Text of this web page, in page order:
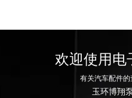
欢迎使用电
有关汽车配件
玉环博翔